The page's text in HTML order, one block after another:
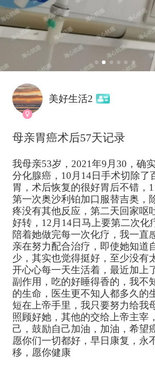
美好生活2
母亲胃癌术后57天记录
我母亲53岁，2021年9月30，确
分化腺癌，10月14日手术切除了
胃，术后恢复的很好胃后不错，
第一次奥沙利铂加口服替吉奥，
疼没有其他反应，第二天回家呕
好转，12月14日马上要第二次化
陪着她做完每一次化疗，我一直
亲在努力配合治疗，即使她知道
少，其实也觉得挺好，至少没有
开心心每一天生活着，最近加上
副作用，吃的好睡得香的，我不
的生命，医生更不知人都多久的
短在上帝手里，我只要努力给我
照顾好她，其他的交给上帝主宰
己，鼓励自己加油，加油，希望
愿你们一切都好，早日康复，永
移，愿你健康